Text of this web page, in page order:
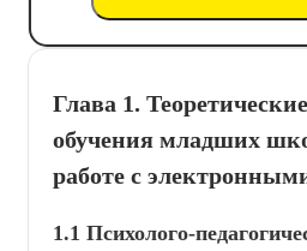
Глава 1.
обучения младших
работе с
1.1 Психолого-